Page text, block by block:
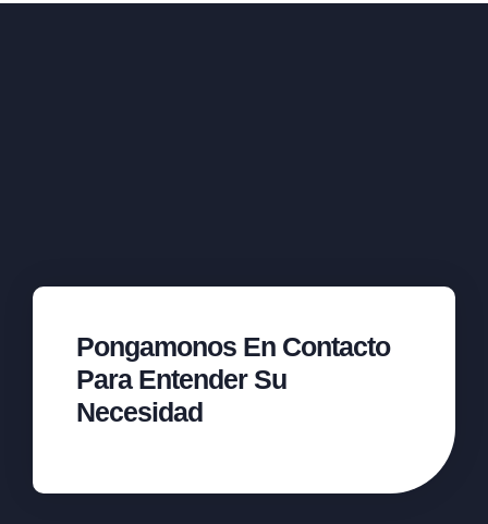
Pongamonos En Contacto
Para Entender Su
Necesidad